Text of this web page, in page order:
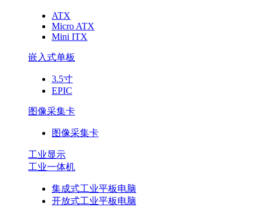
ATX
Micro ATX
Mini ITX
嵌入式单板
3.5寸
EPIC
图像采集卡
图像采集卡
工业显示
工业一体机
集成式工业平板电脑
开放式工业平板电脑